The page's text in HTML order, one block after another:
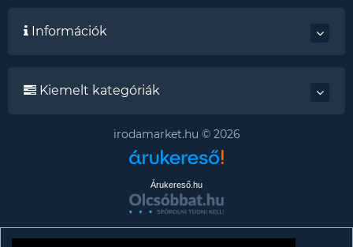
Információk
Kiemelt kategóriák
irodamarket.hu © 2026
Árukereső.hu